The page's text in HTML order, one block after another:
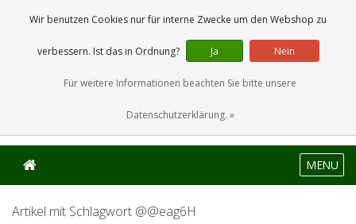
0 Artikel
MENU
Artikel mit Schlagwort @@eag6H
Wir benutzen Cookies nur für interne Zwecke um den Webshop zu
verbessern. Ist das in Ordnung? Ja Nein
Für weitere Informationen beachten Sie bitte unsere
Datenschutzerklärung. »